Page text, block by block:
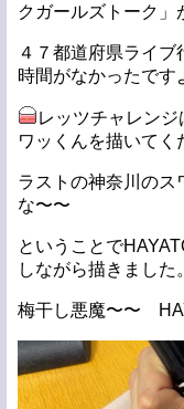
クガールズトーク」
４７都道府県ライ
時間がなかったです
レッツチャレン
ワッくんを描いてく
ラストの神奈川のス
な〜〜
ということで
しながら描きました。
梅干し悪魔〜〜